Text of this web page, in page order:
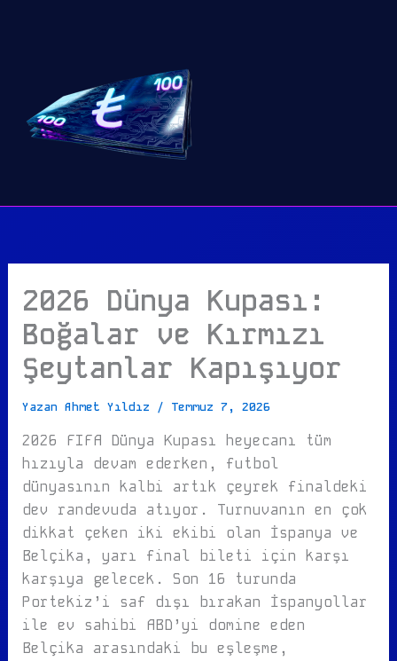
2026 Dünya Kupası:
Boğalar ve Kırmızı
Şeytanlar Kapışıyor
Yazan Ahmet Yıldız / Temmuz 7, 2026
2026 FIFA Dünya Kupası heyecanı tüm
hızıyla devam ederken, futbol
dünyasının kalbi artık çeyrek finaldeki
dev randevuda atıyor. Turnuvanın en çok
dikkat çeken iki ekibi olan İspanya ve
Belçika, yarı final bileti için karşı
karşıya gelecek. Son 16 turunda
Portekiz’i saf dışı bırakan İspanyollar
ile ev sahibi ABD’yi domine eden
Belçika arasındaki bu eşleşme,